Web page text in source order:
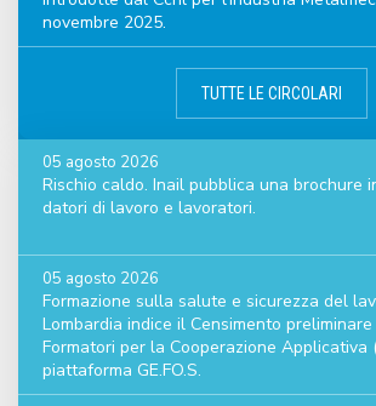
novembre 2025.
TUTTE LE CIRCOLARI
05 agosto 2026
Rischio caldo. Inail pubblica una brochure
datori di lavoro e lavoratori.
05 agosto 2026
Formazione sulla salute e sicurezza del
Lombardia indice il Censimento
Formatori per la Cooperazione Applicativa
piattaforma GE.FO.S.